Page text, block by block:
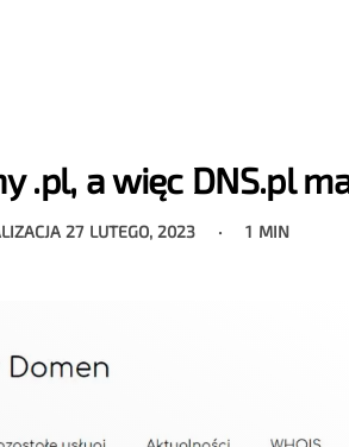
.pl, a więc DNS.pl
27 LUTEGO, 2023 1 MIN